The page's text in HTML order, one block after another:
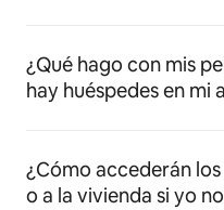
¿Qué hago con mis
hay huéspedes en mi
¿Cómo accederán
o a la vivienda si yo